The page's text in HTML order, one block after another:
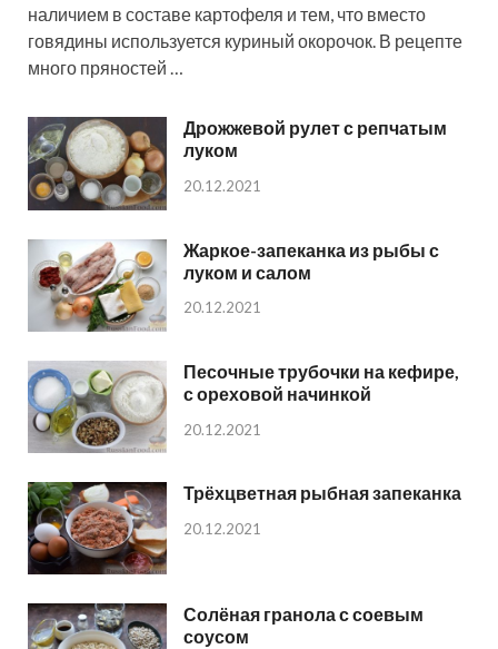
наличием в составе картофеля и тем, что вместо
говядины используется куриный окорочок. В рецепте
много пряностей …
Дрожжевой рулет с репчатым
луком
20.12.2021
Жаркое-запеканка из рыбы с
луком и салом
20.12.2021
Песочные трубочки на кефире,
с ореховой начинкой
20.12.2021
Трёхцветная рыбная запеканка
20.12.2021
Солёная гранола с соевым
соусом